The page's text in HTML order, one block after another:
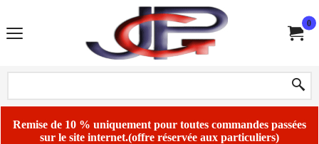
0
Remise de 10 % uniquement pour toutes commandes passées
sur le site internet.(offre réservée aux particuliers)